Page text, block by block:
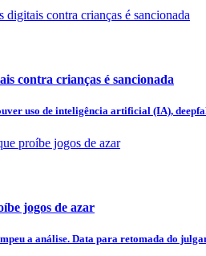
contra crianças é sancionada
uso de inteligência artificial (IA),
jogos de azar
a análise. Data para retomada do